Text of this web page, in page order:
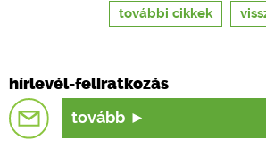
további cikkek
hírlevél-feliratkozás
tovább